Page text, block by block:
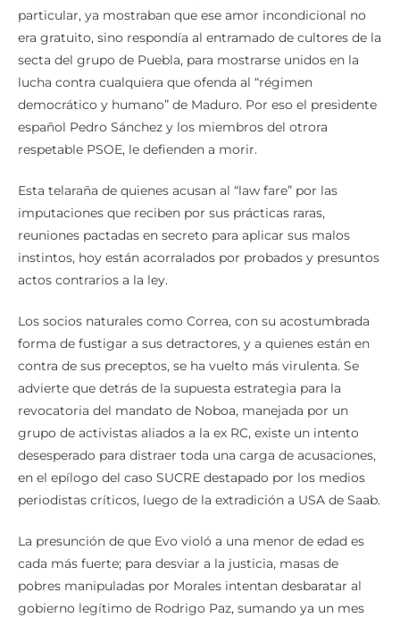
particular, ya mostraban que ese amor incondicional no
era gratuito, sino respondía al entramado de cultores de la
secta del grupo de Puebla, para mostrarse unidos en la
lucha contra cualquiera que ofenda al “régimen
democrático y humano” de Maduro. Por eso el presidente
español Pedro Sánchez y los miembros del otrora
respetable PSOE, le defienden a morir.
Esta telaraña de quienes acusan al “law fare” por las
imputaciones que reciben por sus prácticas raras,
reuniones pactadas en secreto para aplicar sus malos
instintos, hoy están acorralados por probados y presuntos
actos contrarios a la ley.
Los socios naturales como Correa, con su acostumbrada
forma de fustigar a sus detractores, y a quienes están en
contra de sus preceptos, se ha vuelto más virulenta. Se
advierte que detrás de la supuesta estrategia para la
revocatoria del mandato de Noboa, manejada por un
grupo de activistas aliados a la ex RC, existe un intento
desesperado para distraer toda una carga de acusaciones,
en el epílogo del caso SUCRE destapado por los medios
periodistas críticos, luego de la extradición a USA de Saab.
La presunción de que Evo violó a una menor de edad es
cada más fuerte; para desviar a la justicia, masas de
pobres manipuladas por Morales intentan desbaratar al
gobierno legítimo de Rodrigo Paz, sumando ya un mes